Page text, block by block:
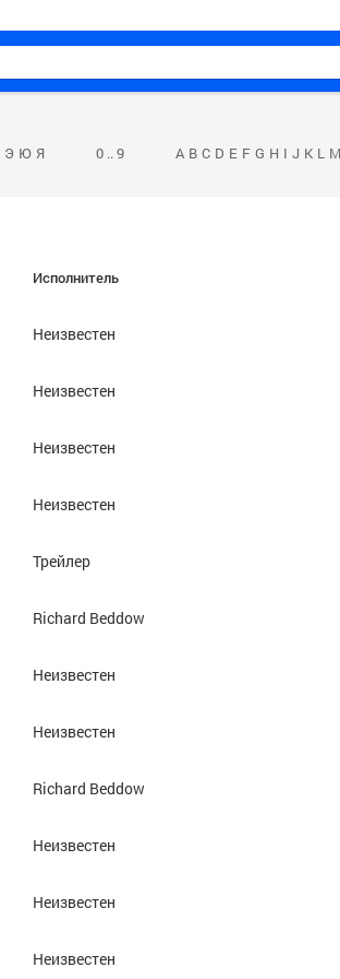
Э Ю Я 0 .. 9 A B C D E F G H I J K L M
Исполнитель
Неизвестен
Неизвестен
Неизвестен
Неизвестен
Трейлер
Richard Beddow
Неизвестен
Неизвестен
Richard Beddow
Неизвестен
Неизвестен
Неизвестен